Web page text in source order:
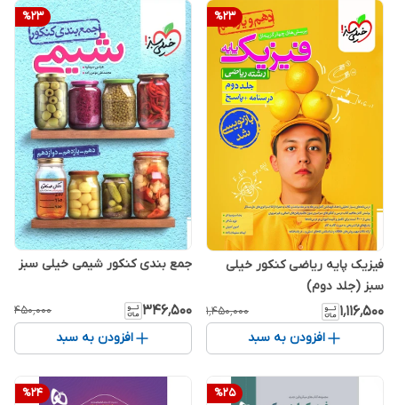
%23
فیزیک پایه ریاضی کنکور خیلی
سبز (جلد دوم)
۱٬۱۱۶٬۵۰۰ ۱٬۴۵۰٬۰۰۰
افزودن به سبد
%23
جمع بندی کنکور شیمی خیلی سبز
۳۴۶٬۵۰۰ ۴۵۰٬۰۰۰
افزودن به سبد
%25
%24